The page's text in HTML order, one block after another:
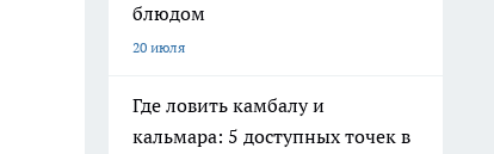
блюдом
20 июля
Где ловить камбалу и
кальмара: 5 доступных точек в